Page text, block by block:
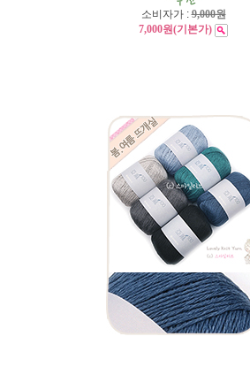
소비자가 :9,000원
7,000원(기본가)